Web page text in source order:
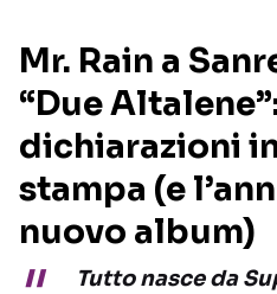
Mr. Rain a
“Due
dichiarazioni
stampa (e
nuovo album)
Tutto nasce da